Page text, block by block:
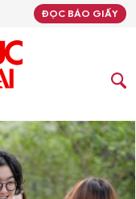
ĐỌC BÁO GIẤY